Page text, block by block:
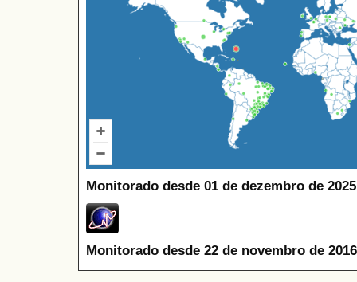
Monitorado desde 01 de dezembro de
Monitorado desde 22 de novembro de